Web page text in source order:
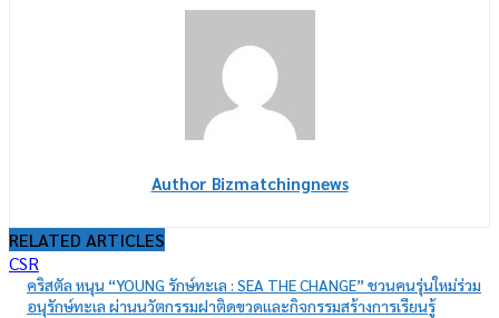
Author Bizmatchingnews
RELATED ARTICLES
CSR
คริสตัล หนุน “YOUNG รักษ์ทะเล : SEA THE CHANGE” ชวนคนรุ่นใหม่ร่วม
อนุรักษ์ทะเล ผ่านนวัตกรรมฝาติดขวดและกิจกรรมสร้างการเรียนรู้